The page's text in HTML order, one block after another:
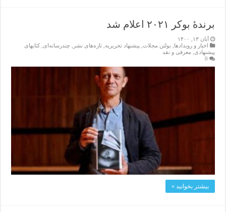
برندهٔ بوکر ۲۰۲۱ اعلام شد
آبان ۱۳, ۱۴۰۰
اخبار و رویدادها
بولتن مجلات پیشنهاد تحریریه ,تازەهای نشر چندرسانه‌ای ,کتابهای
پیشنهادی
معرفی و نقد
0
بیشتر بخوانید »